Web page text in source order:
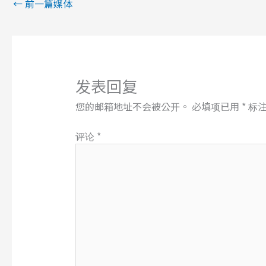
←前一篇媒体
发表回复
您的邮箱地址不会被公开。 必填项已用 * 标
评论 *